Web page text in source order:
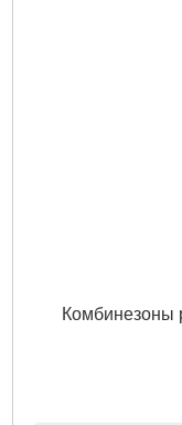
Комбинезоны